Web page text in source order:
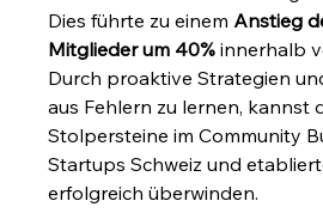
Dies führte zu einem Anstieg
Mitglieder um 40% innerhalb
Durch proaktive Strategien
aus Fehlern zu lernen, kannst
Stolpersteine im Community
Startups Schweiz und
erfolgreich überwinden.